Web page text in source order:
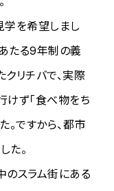
学を希望しまし
たる9年制の義
リチバで、実際
けず「食べ物をち
。ですから、都市
た。
のスラム街にある